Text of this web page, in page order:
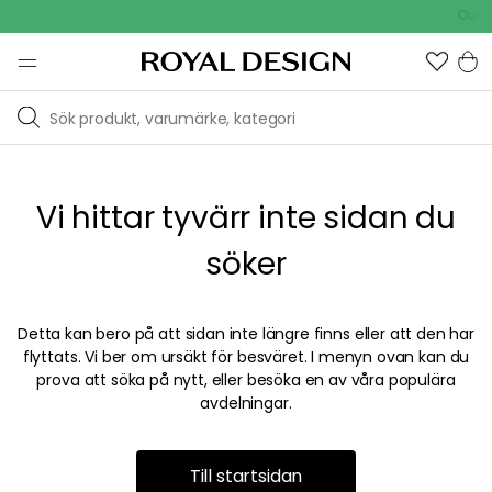
Vi hittar tyvärr inte sidan du
söker
Detta kan bero på att sidan inte längre finns eller att den har
flyttats. Vi ber om ursäkt för besväret. I menyn ovan kan du
prova att söka på nytt, eller besöka en av våra populära
avdelningar.
Till startsidan